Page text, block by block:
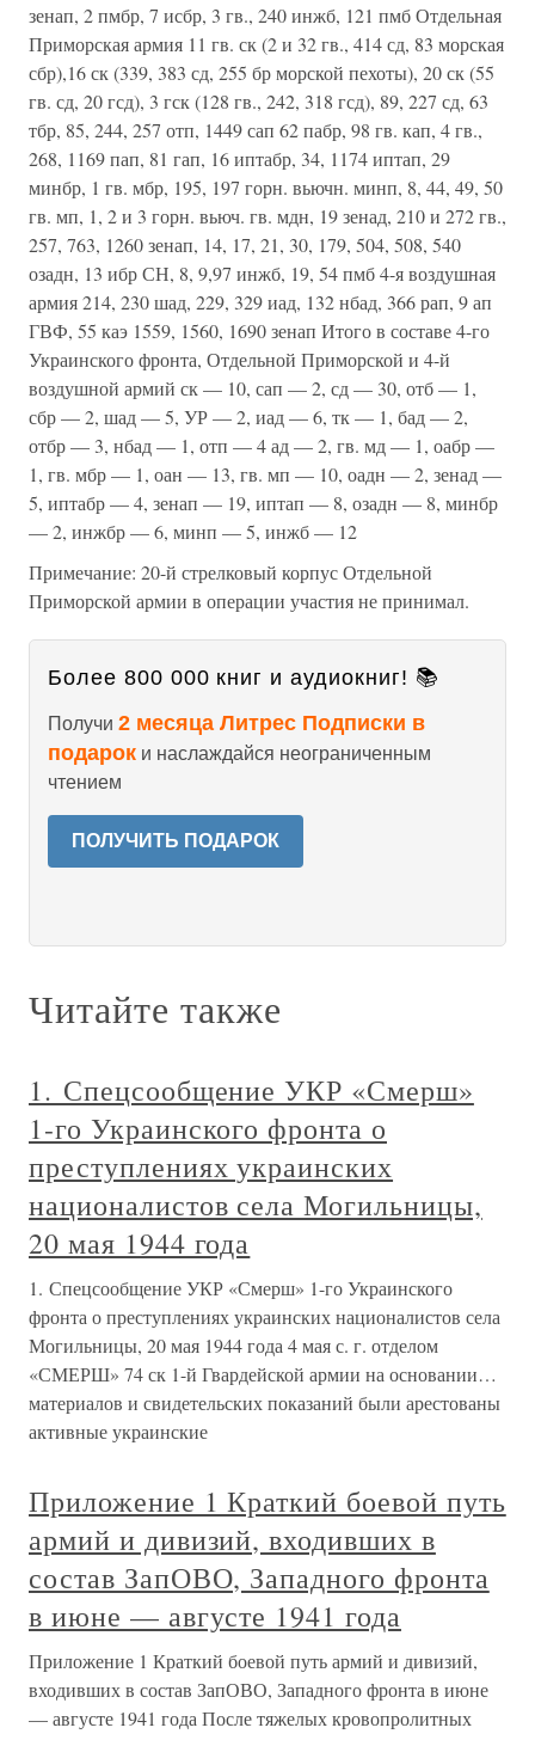
зенап, 2 пмбр, 7 исбр, 3 гв., 240 инжб, 121 пмб Отдельная
Приморская армия 11 гв. ск (2 и 32 гв., 414 сд, 83 морская
сбр),16 ск (339, 383 сд, 255 бр морской пехоты), 20 ск (55
гв. сд, 20 гсд), 3 гск (128 гв., 242, 318 гсд), 89, 227 сд, 63
тбр, 85, 244, 257 отп, 1449 сап 62 пабр, 98 гв. кап, 4 гв.,
268, 1169 пап, 81 гап, 16 иптабр, 34, 1174 иптап, 29
минбр, 1 гв. мбр, 195, 197 горн. вьючн. минп, 8, 44, 49, 50
гв. мп, 1, 2 и 3 горн. вьюч. гв. мдн, 19 зенад, 210 и 272 гв.,
257, 763, 1260 зенап, 14, 17, 21, 30, 179, 504, 508, 540
озадн, 13 ибр СН, 8, 9,97 инжб, 19, 54 пмб 4-я воздушная
армия 214, 230 шад, 229, 329 иад, 132 нбад, 366 рап, 9 ап
ГВФ, 55 каэ 1559, 1560, 1690 зенап Итого в составе 4-го
Украинского фронта, Отдельной Приморской и 4-й
воздушной армий ск — 10, сап — 2, сд — 30, отб — 1,
сбр — 2, шад — 5, УР — 2, иад — 6, тк — 1, бад — 2,
отбр — 3, нбад — 1, отп — 4 ад — 2, гв. мд — 1, оабр —
1, гв. мбр — 1, оан — 13, гв. мп — 10, оадн — 2, зенад —
5, иптабр — 4, зенап — 19, иптап — 8, озадн — 8, минбр
— 2, инжбр — 6, минп — 5, инжб — 12
Примечание: 20-й стрелковый корпус Отдельной
Приморской армии в операции участия не принимал.
Более 800 000 книг и аудиокниг! 📚
Получи 2 месяца Литрес Подписки в
подарок и наслаждайся неограниченным
чтением
ПОЛУЧИТЬ ПОДАРОК
Читайте также
1. Спецсообщение УКР «Смерш»
1-го Украинского фронта о
преступлениях украинских
националистов села Могильницы,
20 мая 1944 года
1. Спецсообщение УКР «Смерш» 1-го Украинского
фронта о преступлениях украинских националистов села
Могильницы, 20 мая 1944 года 4 мая с. г. отделом
«СМЕРШ» 74 ск 1-й Гвардейской армии на основании…
материалов и свидетельских показаний были арестованы
активные украинские
Приложение 1 Краткий боевой путь
армий и дивизий, входивших в
состав ЗапОВО, Западного фронта
в июне — августе 1941 года
Приложение 1 Краткий боевой путь армий и дивизий,
входивших в состав ЗапОВО, Западного фронта в июне
— августе 1941 года После тяжелых кровопролитных